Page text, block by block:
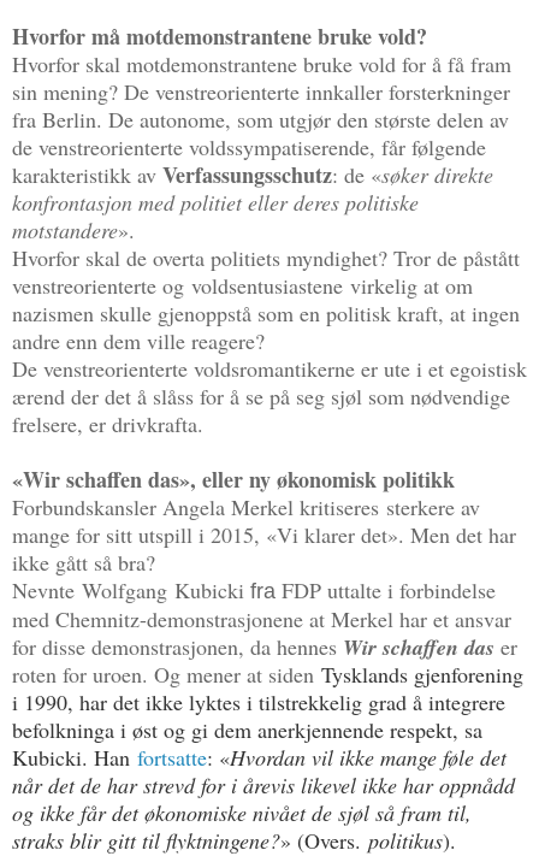
Hvorfor må motdemonstrantene bruke vold?
Hvorfor skal motdemonstrantene bruke vold for å få fram
sin mening? De venstreorienterte innkaller forsterkninger
fra Berlin. De autonome, som utgjør den største delen av
de venstreorienterte voldssympatiserende, får følgende
karakteristikk av Verfassungsschutz: de «søker direkte
konfrontasjon med politiet eller deres politiske
motstandere».
Hvorfor skal de overta politiets myndighet? Tror de påstått
venstreorienterte og voldsentusiastene virkelig at om
nazismen skulle gjenoppstå som en politisk kraft, at ingen
andre enn dem ville reagere?
De venstreorienterte voldsromantikerne er ute i et egoistisk
ærend der det å slåss for å se på seg sjøl som nødvendige
frelsere, er drivkrafta.
«Wir schaffen das», eller ny økonomisk politikk
Forbundskansler Angela Merkel kritiseres sterkere av
mange for sitt utspill i 2015, «Vi klarer det». Men det har
ikke gått så bra?
Nevnte Wolfgang Kubicki fra FDP uttalte i forbindelse
med Chemnitz-demonstrasjonene at Merkel har et ansvar
for disse demonstrasjonen, da hennes Wir schaffen das er
roten for uroen. Og mener at siden Tysklands gjenforening
i 1990, har det ikke lyktes i tilstrekkelig grad å integrere
befolkninga i øst og gi dem anerkjennende respekt, sa
Kubicki. Han fortsatte: «Hvordan vil ikke mange føle det
når det de har strevd for i årevis likevel ikke har oppnådd
og ikke får det økonomiske nivået de sjøl så fram til,
straks blir gitt til flyktningene?» (Overs. politikus).